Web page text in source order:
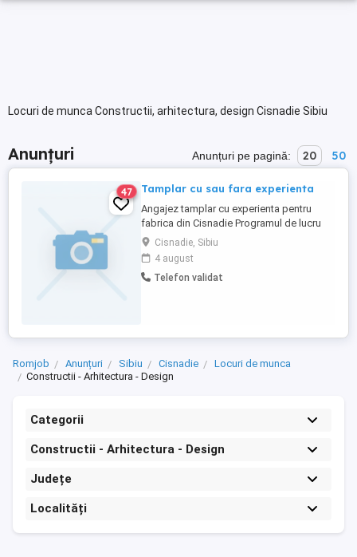
Locuri de munca Constructii, arhitectura, design Cisnadie Sibiu
Anunțuri Anunțuri pe pagină: 20 50
47 Tamplar cu sau fara experienta
Angajez tamplar cu experienta pentru
fabrica din Cisnadie Programul de lucru
este de Luni - Vineri 08-17 (pauza de masa
30 min +2 pauze tehnice de 15 min )
Salariul cuprins intre 3500 - 4500 lei in
functie de experienta si ore lucrate. Se
Cisnadie, Sibiu
4 august
Telefon validat
Romjob Anunțuri Sibiu Cisnadie
Locuri de munca
Constructii - Arhitectura - Design
Categorii
Constructii - Arhitectura - Design
Județe
Localități